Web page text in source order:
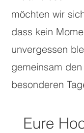
möchten wir
dass kein
unvergessen
gemeinsam
besonderen
Eure